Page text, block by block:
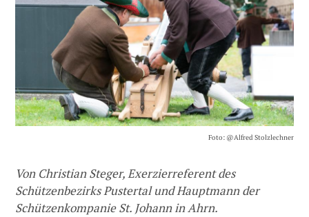
Foto: @Alfred Stolzlechner
Von Christian Steger, Exerzierreferent des
Schützenbezirks Pustertal und Hauptmann der
Schützenkompanie St. Johann in Ahrn.